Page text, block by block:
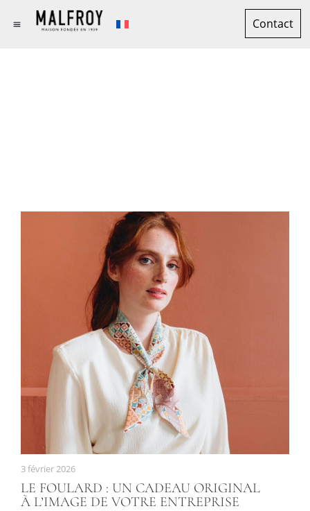
Contact
3 février 2026
LE FOULARD : UN CADEAU ORIGINAL
À L’IMAGE DE VOTRE ENTREPRISE